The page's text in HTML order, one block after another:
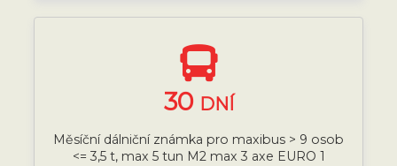
30 DNÍ
Měsíční dálniční známka pro maxibus > 9 osob
<= 3,5 t, max 5 tun M2 max 3 axe EURO 1